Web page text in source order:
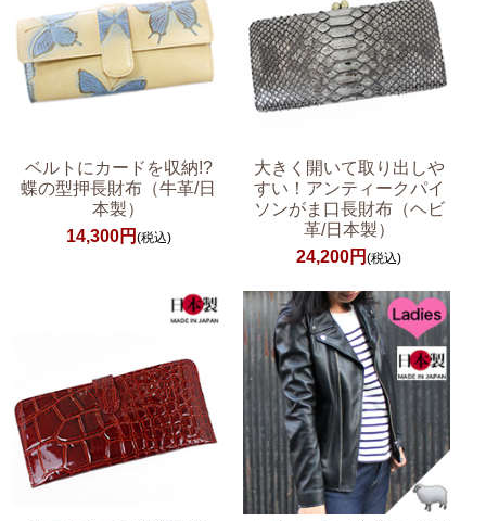
ベルトにカードを収納!?
蝶の型押長財布（牛革/日
本製）
14,300円 (税込)
大きく開いて取り出しや
すい！アンティークパイ
ソンがま口長財布（ヘビ
革/日本製）
24,200円(税込)